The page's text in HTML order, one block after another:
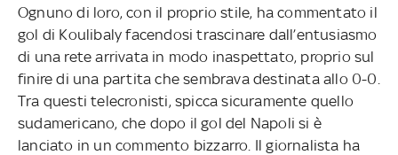
Ognuno di loro, con il proprio stile, ha commentato il
gol di Koulibaly facendosi trascinare dall’entusiasmo
di una rete arrivata in modo inaspettato, proprio sul
finire di una partita che sembrava destinata allo 0-0.
Tra questi telecronisti, spicca sicuramente quello
sudamericano, che dopo il gol del Napoli si è
lanciato in un commento bizzarro. Il giornalista ha